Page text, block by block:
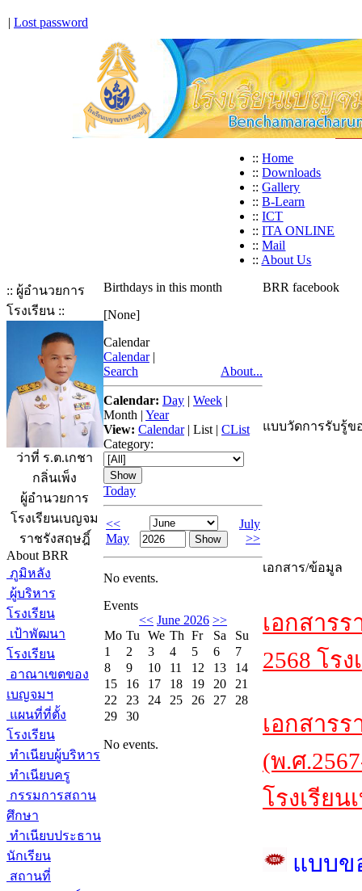
| Lost password
:: Home
:: Downloads
:: Gallery
:: B-Learn
:: ICT
:: ITA ONLINE
:: Mail
:: About Us
:: ผู้อำนวยการ
โรงเรียน ::
ว่าที่ ร.ต.เกชา
กลิ่นเพ็ง
ผู้อำนวยการ
โรงเรียนเบญจม
ราชรังสฤษฎิ์
About BRR
ภูมิหลัง
ผู้บริหาร
โรงเรียน
เป้าพัฒนา
โรงเรียน
อาณาเขตของ
เบญจมฯ
แผนที่ที่ตั้ง
โรงเรียน
ทำเนียบผู้บริหาร
ทำเนียบครู
กรรมการสถาน
ศึกษา
ทำเนียบประธาน
นักเรียน
สถานที่
Birthdays in this month
[None]
Calendar
Calendar |
Search
About...
Calendar: Day | Week |
Month | Year
View: Calendar| List | CList
Category:
Today
<<
May
July
>>
No events.
Events
<< June 2026 >>
Mo Tu We Th Fr Sa
Su
1
2 3 4 5 6
7
8
9 10 11 12 13
14
15
16 17 18 19 20
21
22
23 24 25 26 27
28
29
30
No events.
BRR facebook
แบบวัดการรับรู้ข
เอกสาร/ข้อมูล
เอกสาร
2568 โร
เอกสาร
(พ.ศ
โรงเรีย
แบบข